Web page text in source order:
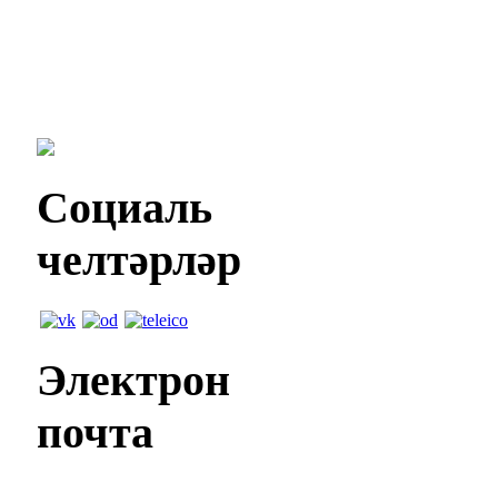
Социаль
челтәрләр
Электрон
почта